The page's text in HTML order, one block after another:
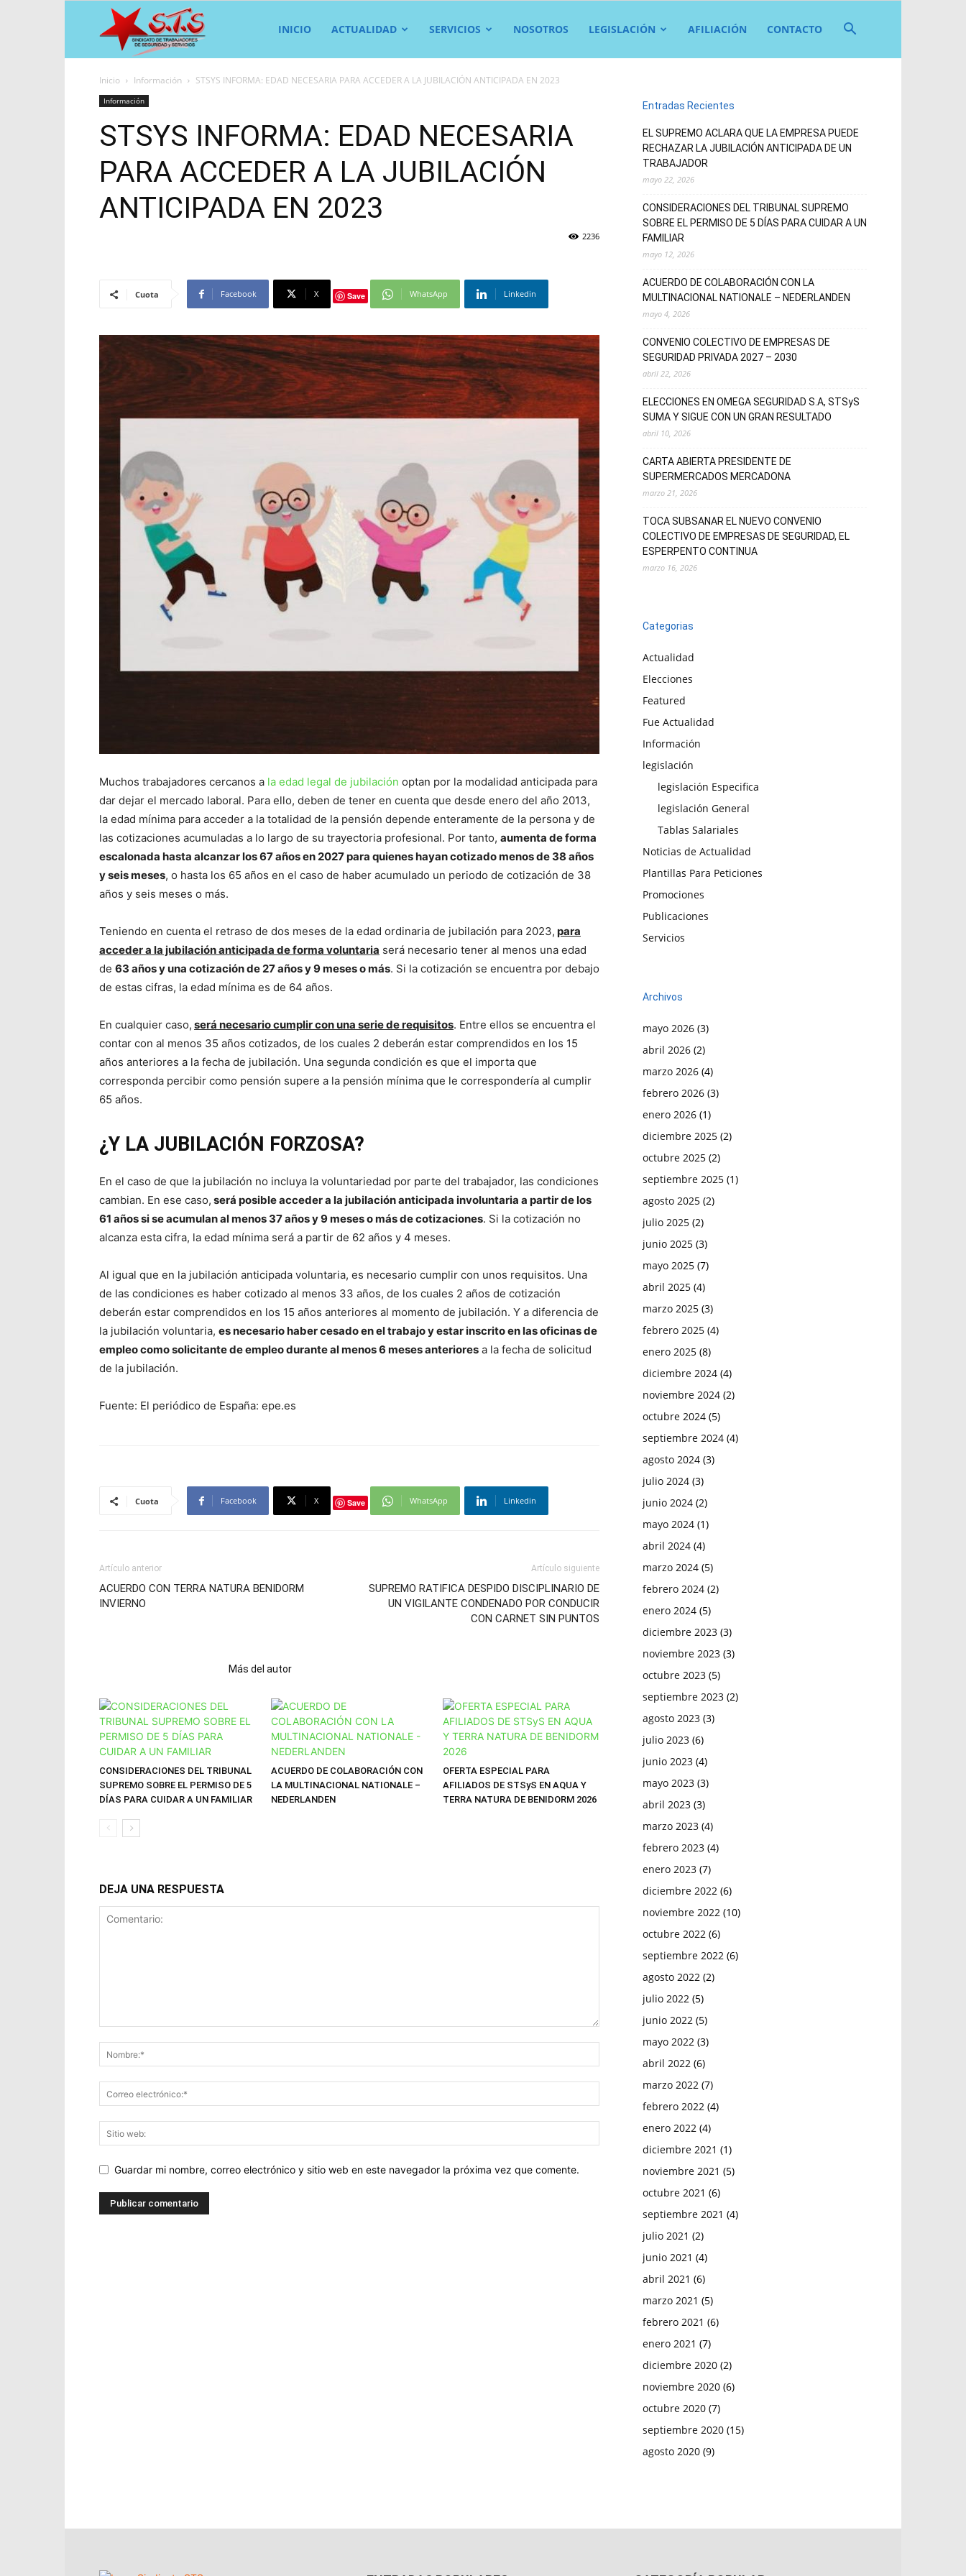
STS
INICIO ACTUALIDAD SERVICIOS NOSOTROS LEGISLACIÓN AFILIACIÓN CONTACTO
Inicio Información STSYS INFORMA: EDAD NECESARIA PARA ACCEDER A LA JUBILACIÓN ANTICIPADA EN 2023
Información
STSYS INFORMA: EDAD NECESARIA
PARA ACCEDER A LA JUBILACIÓN
ANTICIPADA EN 2023
2236
Cuota Facebook X Save WhatsApp Linkedin
Muchos trabajadores cercanos a la edad legal de jubilación optan por la modalidad anticipada para
dar dejar el mercado laboral. Para ello, deben de tener en cuenta que desde enero del año 2013,
la edad mínima para acceder a la totalidad de la pensión depende enteramente de la persona y de
las cotizaciones acumuladas a lo largo de su trayectoria profesional. Por tanto, aumenta de forma
escalonada hasta alcanzar los 67 años en 2027 para quienes hayan cotizado menos de 38 años
y seis meses, o hasta los 65 años en el caso de haber acumulado un periodo de cotización de 38
años y seis meses o más.
Teniendo en cuenta el retraso de dos meses de la edad ordinaria de jubilación para 2023, para
acceder a la jubilación anticipada de forma voluntaria será necesario tener al menos una edad
de 63 años y una cotización de 27 años y 9 meses o más. Si la cotización se encuentra por debajo
de estas cifras, la edad mínima es de 64 años.
En cualquier caso, será necesario cumplir con una serie de requisitos. Entre ellos se encuentra el
contar con al menos 35 años cotizados, de los cuales 2 deberán estar comprendidos en los 15
años anteriores a la fecha de jubilación. Una segunda condición es que el importa que
corresponda percibir como pensión supere a la pensión mínima que le correspondería al cumplir
65 años.
¿Y LA JUBILACIÓN FORZOSA?
En el caso de que la jubilación no incluya la voluntariedad por parte del trabajador, las condiciones
cambian. En ese caso, será posible acceder a la jubilación anticipada involuntaria a partir de los
61 años si se acumulan al menos 37 años y 9 meses o más de cotizaciones. Si la cotización no
alcanza esta cifra, la edad mínima será a partir de 62 años y 4 meses.
Al igual que en la jubilación anticipada voluntaria, es necesario cumplir con unos requisitos. Una
de las condiciones es haber cotizado al menos 33 años, de los cuales 2 años de cotización
deberán estar comprendidos en los 15 años anteriores al momento de jubilación. Y a diferencia de
la jubilación voluntaria, es necesario haber cesado en el trabajo y estar inscrito en las oficinas de
empleo como solicitante de empleo durante al menos 6 meses anteriores a la fecha de solicitud
de la jubilación.
Fuente: El periódico de España: epe.es
Cuota Facebook X Save WhatsApp Linkedin
Artículo anterior
ACUERDO CON TERRA NATURA BENIDORM
INVIERNO
Artículo siguiente
SUPREMO RATIFICA DESPIDO DISCIPLINARIO DE
UN VIGILANTE CONDENADO POR CONDUCIR
CON CARNET SIN PUNTOS
Más del autor
CONSIDERACIONES DEL TRIBUNAL
SUPREMO SOBRE EL PERMISO DE 5
DÍAS PARA CUIDAR A UN FAMILIAR
ACUERDO DE COLABORACIÓN CON
LA MULTINACIONAL NATIONALE –
NEDERLANDEN
OFERTA ESPECIAL PARA
AFILIADOS DE STSyS EN AQUA Y
TERRA NATURA DE BENIDORM 2026
DEJA UNA RESPUESTA
Guardar mi nombre, correo electrónico y sitio web en este navegador la próxima vez que comente.
Entradas Recientes
EL SUPREMO ACLARA QUE LA EMPRESA PUEDE
RECHAZAR LA JUBILACIÓN ANTICIPADA DE UN
TRABAJADOR
mayo 22, 2026
CONSIDERACIONES DEL TRIBUNAL SUPREMO
SOBRE EL PERMISO DE 5 DÍAS PARA CUIDAR A UN
FAMILIAR
mayo 12, 2026
ACUERDO DE COLABORACIÓN CON LA
MULTINACIONAL NATIONALE – NEDERLANDEN
mayo 4, 2026
CONVENIO COLECTIVO DE EMPRESAS DE
SEGURIDAD PRIVADA 2027 – 2030
abril 22, 2026
ELECCIONES EN OMEGA SEGURIDAD S.A, STSyS
SUMA Y SIGUE CON UN GRAN RESULTADO
abril 10, 2026
CARTA ABIERTA PRESIDENTE DE
SUPERMERCADOS MERCADONA
marzo 21, 2026
TOCA SUBSANAR EL NUEVO CONVENIO
COLECTIVO DE EMPRESAS DE SEGURIDAD, EL
ESPERPENTO CONTINUA
marzo 16, 2026
Categorias
Actualidad
Elecciones
Featured
Fue Actualidad
Información
legislación
legislación Especifica
legislación General
Tablas Salariales
Noticias de Actualidad
Plantillas Para Peticiones
Promociones
Publicaciones
Servicios
Archivos
mayo 2026 (3)
abril 2026 (2)
marzo 2026 (4)
febrero 2026 (3)
enero 2026 (1)
diciembre 2025 (2)
octubre 2025 (2)
septiembre 2025 (1)
agosto 2025 (2)
julio 2025 (2)
junio 2025 (3)
mayo 2025 (7)
abril 2025 (4)
marzo 2025 (3)
febrero 2025 (4)
enero 2025 (8)
diciembre 2024 (4)
noviembre 2024 (2)
octubre 2024 (5)
septiembre 2024 (4)
agosto 2024 (3)
julio 2024 (3)
junio 2024 (2)
mayo 2024 (1)
abril 2024 (4)
marzo 2024 (5)
febrero 2024 (2)
enero 2024 (5)
diciembre 2023 (3)
noviembre 2023 (3)
octubre 2023 (5)
septiembre 2023 (2)
agosto 2023 (3)
julio 2023 (6)
junio 2023 (4)
mayo 2023 (3)
abril 2023 (3)
marzo 2023 (4)
febrero 2023 (4)
enero 2023 (7)
diciembre 2022 (6)
noviembre 2022 (10)
octubre 2022 (6)
septiembre 2022 (6)
agosto 2022 (2)
julio 2022 (5)
junio 2022 (5)
mayo 2022 (3)
abril 2022 (6)
marzo 2022 (7)
febrero 2022 (4)
enero 2022 (4)
diciembre 2021 (1)
noviembre 2021 (5)
octubre 2021 (6)
septiembre 2021 (4)
julio 2021 (2)
junio 2021 (4)
abril 2021 (6)
marzo 2021 (5)
febrero 2021 (6)
enero 2021 (7)
diciembre 2020 (2)
noviembre 2020 (6)
octubre 2020 (7)
septiembre 2020 (15)
agosto 2020 (9)